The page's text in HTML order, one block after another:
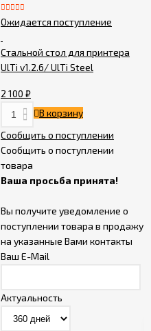
Ожидается поступление
Стальной стол для принтера
UlTi v1.2.6/ UlTi Steel
2 100 ₽
В корзину
Сообщить о поступлении
Сообщить о поступлении
товара
Ваша просьба принята!
Вы получите уведомление о
поступлении товара в продажу
на указанные Вами контакты
Ваш E-Mail
Актуальность